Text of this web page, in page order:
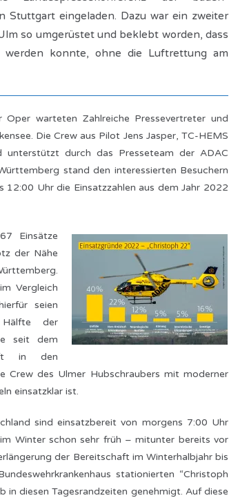
Stuttgart eingeladen. Dazu war ein zweiter
so umgerüstet und beklebt worden, dass
konnte, ohne die Luftrettung am
warteten Zahlreiche Pressevertreter und
Die Crew aus Pilot Jens Jasper, TC-HEMS
durch das Presseteam der ADAC
stand den interessierten Besuchern
Uhr die Einsatzzahlen aus dem Jahr 2022
Einsätze
der Nähe
Vergleich
seien
der
seit dem
in den
Crew des Ulmer Hubschraubers mit moderner
einsatzklar ist.
sind einsatzbereit von morgens 7:00 Uhr
Winter schon sehr früh – mitunter bereits vor
der Bereitschaft im Winterhalbjahr bis
stationierten “Christoph
diesen Tagesrandzeiten genehmigt. Auf diese